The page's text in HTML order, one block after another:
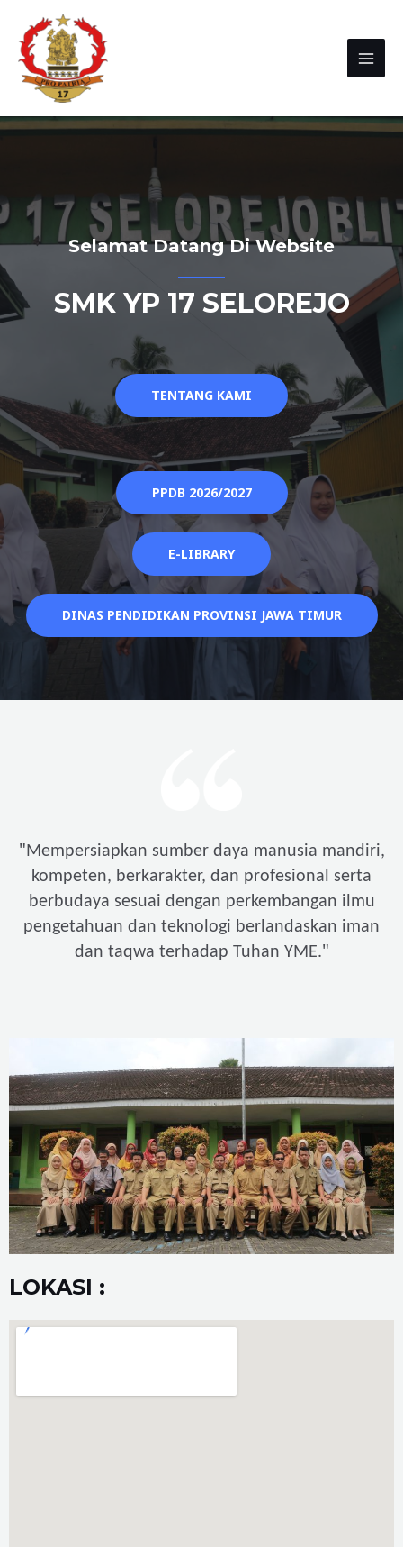
Selamat Datang Di Website
SMK YP 17 SELOREJO
TENTANG KAMI
PPDB 2026/2027
E-LIBRARY
DINAS PENDIDIKAN PROVINSI JAWA TIMUR
"Mempersiapkan sumber daya manusia mandiri,
kompeten, berkarakter, dan profesional serta
berbudaya sesuai dengan perkembangan ilmu
pengetahuan dan teknologi berlandaskan iman
dan taqwa terhadap Tuhan YME."
LOKASI :